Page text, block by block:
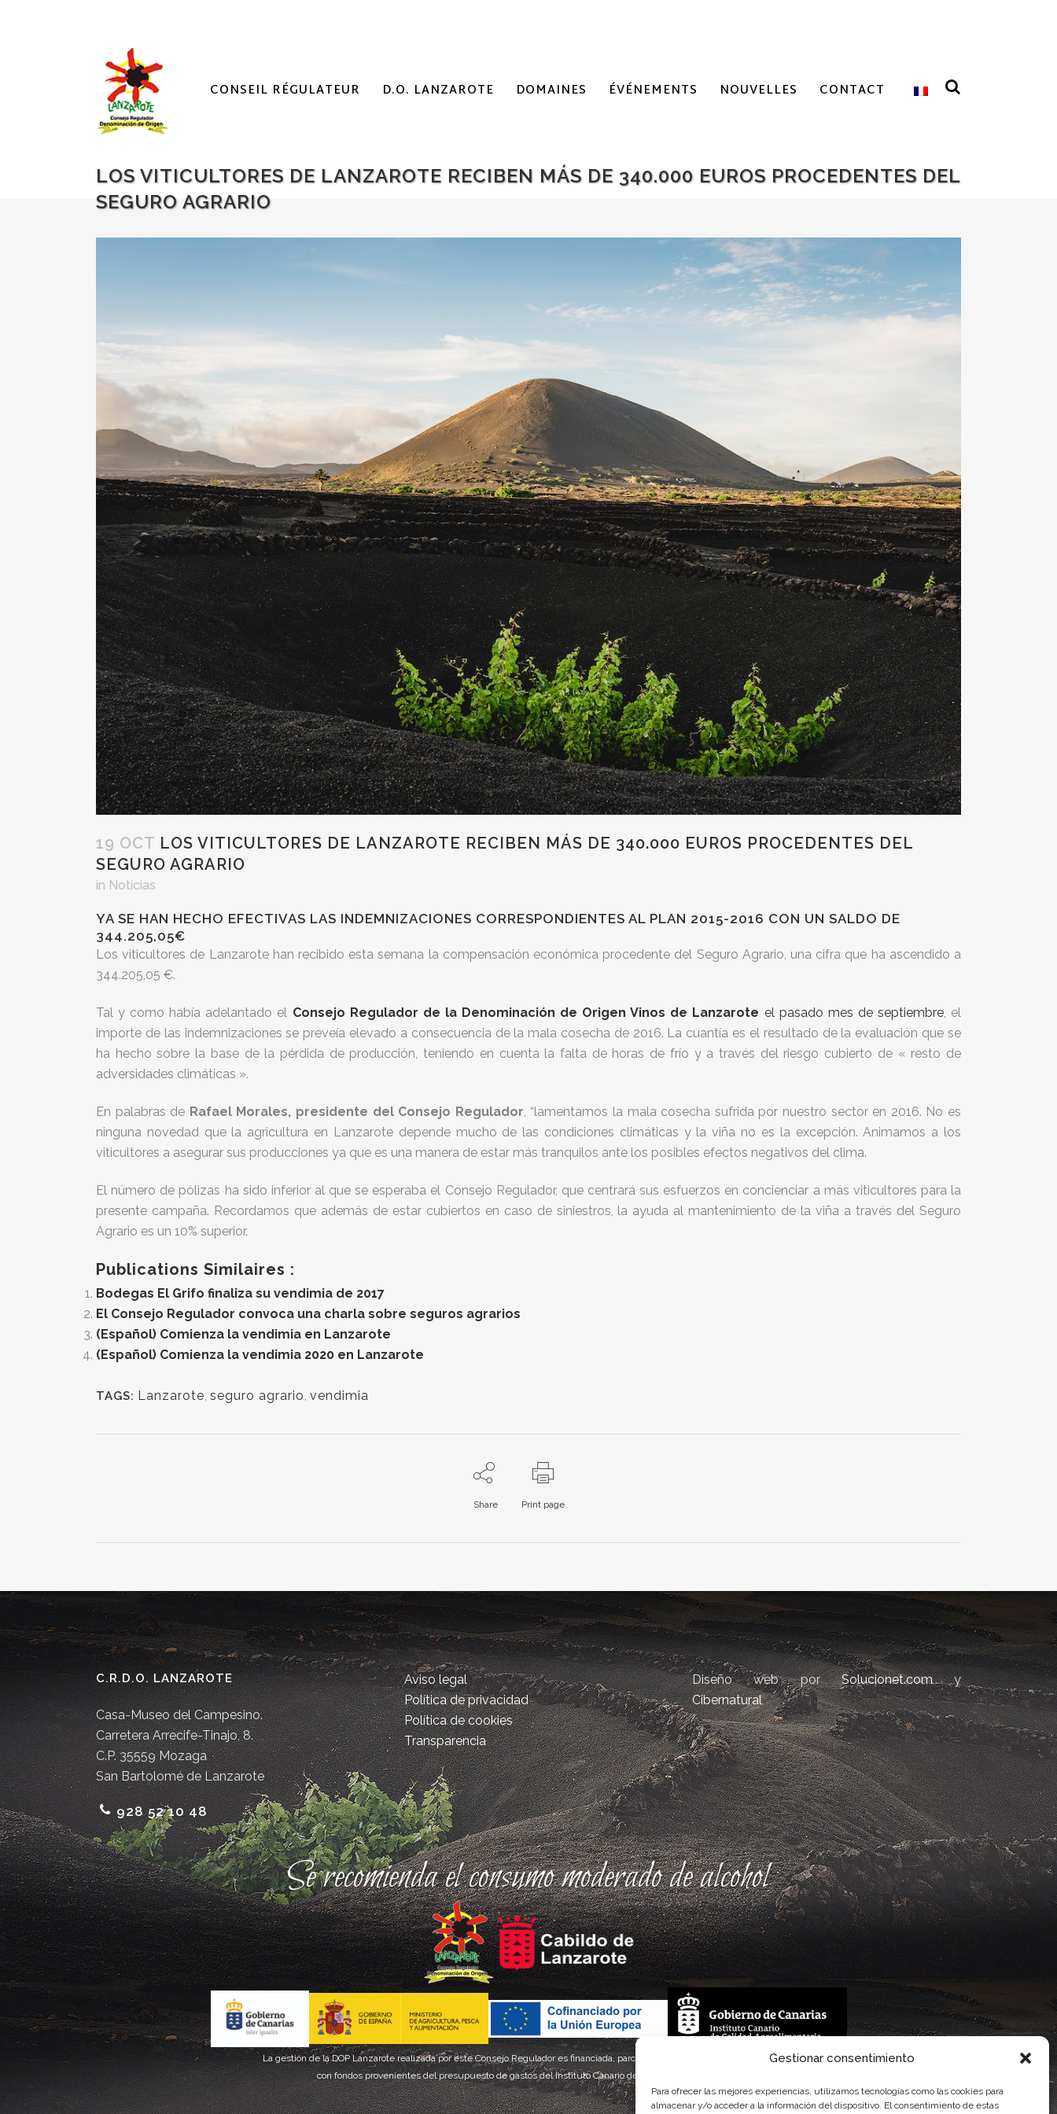
Gestionar consentimiento
Para ofrecer las mejores experiencias, utilizamos tecnologías como las cookies para
almacenar y/o acceder a la información del dispositivo. El consentimiento de estas
CONSEIL RÉGULATEUR D.O. LANZAROTE DOMAINES ÉVÉNEMENTS NOUVELLES CONTACT
LOS VITICULTORES DE LANZAROTE RECIBEN MÁS DE 340.000 EUROS PROCEDENTES DEL
SEGURO AGRARIO
19 OCT LOS VITICULTORES DE LANZAROTE RECIBEN MÁS DE 340.000 EUROS PROCEDENTES DEL
SEGURO AGRARIO
in Noticias
YA SE HAN HECHO EFECTIVAS LAS INDEMNIZACIONES CORRESPONDIENTES AL PLAN 2015-2016 CON UN SALDO DE
344.205,05€
Los viticultores de Lanzarote han recibido esta semana la compensación económica procedente del Seguro Agrario, una cifra que ha ascendido a
344.205,05 €.
Tal y como había adelantado el Consejo Regulador de la Denominación de Origen Vinos de Lanzarote el pasado mes de septiembre, el
importe de las indemnizaciones se preveía elevado a consecuencia de la mala cosecha de 2016. La cuantía es el resultado de la evaluación que se
ha hecho sobre la base de la pérdida de producción, teniendo en cuenta la falta de horas de frío y a través del riesgo cubierto de « resto de
adversidades climáticas ».
En palabras de Rafael Morales, presidente del Consejo Regulador, “lamentamos la mala cosecha sufrida por nuestro sector en 2016. No es
ninguna novedad que la agricultura en Lanzarote depende mucho de las condiciones climáticas y la viña no es la excepción. Animamos a los
viticultores a asegurar sus producciones ya que es una manera de estar más tranquilos ante los posibles efectos negativos del clima.
El número de pólizas ha sido inferior al que se esperaba el Consejo Regulador, que centrará sus esfuerzos en concienciar a más viticultores para la
presente campaña. Recordamos que además de estar cubiertos en caso de siniestros, la ayuda al mantenimiento de la viña a través del Seguro
Agrario es un 10% superior.
Publications Similaires :
Bodegas El Grifo finaliza su vendimia de 2017
El Consejo Regulador convoca una charla sobre seguros agrarios
(Español) Comienza la vendimia en Lanzarote
(Español) Comienza la vendimia 2020 en Lanzarote
TAGS: Lanzarote, seguro agrario, vendimia
Share Print page
C.R.D.O. LANZAROTE
Casa-Museo del Campesino.
Carretera Arrecife-Tinajo, 8.
C.P. 35559 Mozaga
San Bartolomé de Lanzarote
928 52 10 48
Aviso legal
Política de privacidad
Política de cookies
Transparencia
Diseño web porSolucionet.comy
Cibernatural
Se recomienda el consumo moderado de alcohol
La gestión de la DOP Lanzarote realizada por este Consejo Regulador es financiada, parcialmente, por el Gobierno de Canarias
con fondos provenientes del presupuesto de gastos del Instituto Canario de Calidad Agroalimentaria